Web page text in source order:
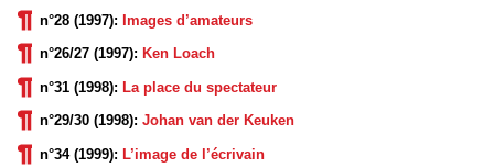
n°28 (1997): Images d’amateurs
n°26/27 (1997): Ken Loach
n°31 (1998): La place du spectateur
n°29/30 (1998): Johan van der Keuken
n°34 (1999): L’image de l’écrivain